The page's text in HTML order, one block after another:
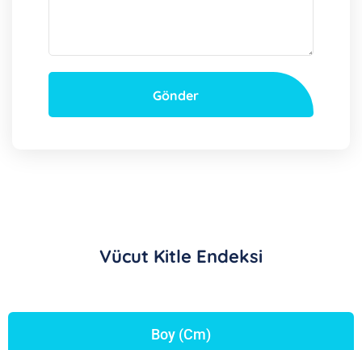
Gönder
Vücut Kitle Endeksi
Boy (cm)